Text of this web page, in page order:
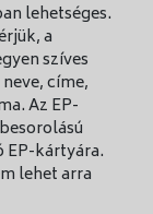
lehetséges.
a
szíves
címe,
Az EP-
EP-kártyára.
lehet arra